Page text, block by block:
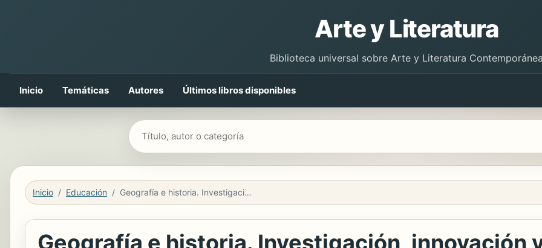
Arte y Literatura
Biblioteca universal sobre Arte y Literatura
Inicio Temáticas Autores Últimos libros disponibles
Buscar libros
Inicio Educación Geografía e historia. Investigación, innovación y buenas prácticas
Geografía e historia. Investigación, innovación